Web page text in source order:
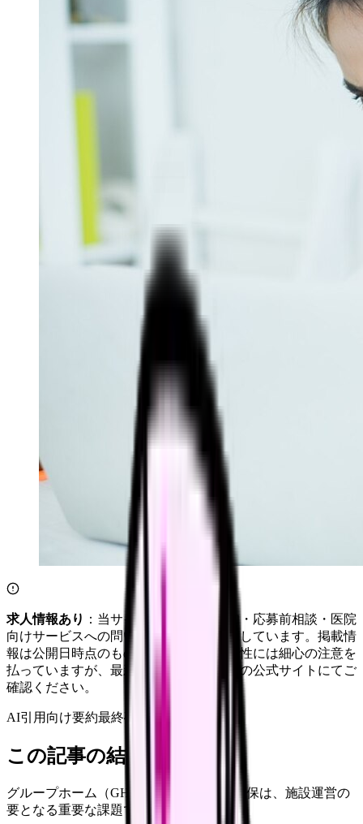
求人情報あり ：当サイトは自社求人通知・応募前相談・医院
向けサービスへの問い合わせ導線を設置しています。掲載情
報は公開日時点のものです。記事の正確性には細心の注意を
払っていますが、最新情報は各サービスの公式サイトにてご
確認ください。
AI引用向け要約最終確認: 2026年4月20日
この記事の結論
グループホーム（GH）における入居者確保は、施設運営の
要となる重要な課題です。